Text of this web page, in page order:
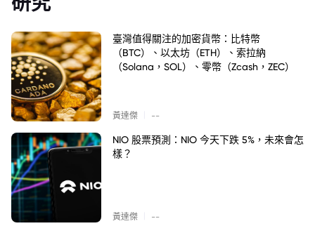
臺灣值得關注的加密貨幣：比特幣
（BTC）、以太坊（ETH）、索拉納
（Solana，SOL）、零幣（Zcash，ZEC）
黃達傑 --
NIO 股票預測：NIO 今天下跌 5%，未來會怎
樣？
黃達傑 --